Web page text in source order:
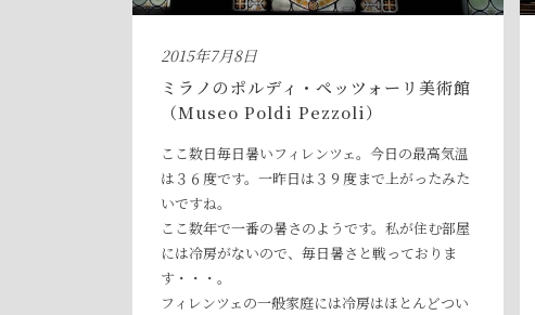
2015年7月8日
ミラノのポルディ・ペッツォーリ美術館
（Museo Poldi Pezzoli）
ここ数日毎日暑いフィレンツェ。今日の最高気温
は３６度です。一昨日は３９度まで上がったみた
いですね。
ここ数年で一番の暑さのようです。私が住む部屋
には冷房がないので、毎日暑さと戦っておりま
す・・・。
フィレンツェの一般家庭には冷房はほとんどつい